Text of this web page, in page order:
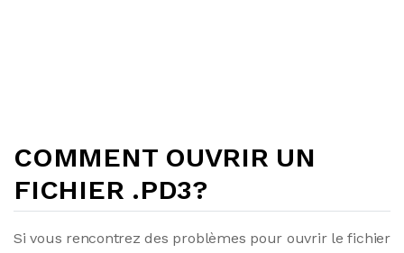
COMMENT OUVRIR UN
FICHIER .PD3?
Si vous rencontrez des problèmes pour ouvrir le fichier